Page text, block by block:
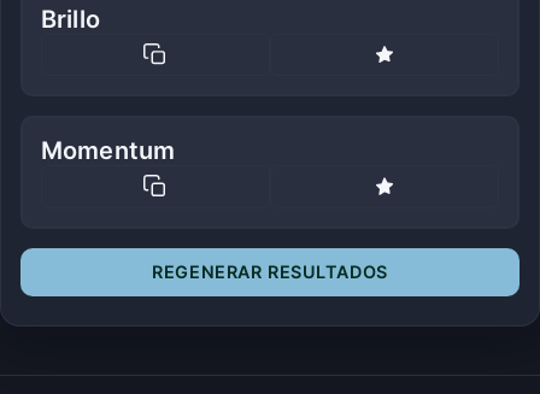
Brillo
Momentum
REGENERAR RESULTADOS